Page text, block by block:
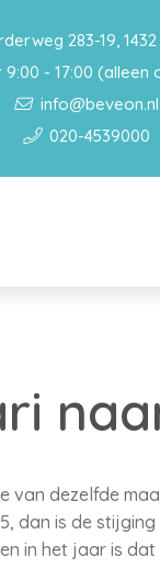
283-19,
9:00 - 17:00 (alleen
info@beveon.nl
020-4539000
van dezelfde
is de
in het jaar is